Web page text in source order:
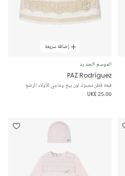
إضافة سريعة
الموسم الجديد
PAZ Rodríguez
قبعة قطن محبوك لون بيج وعاجي للأولاد الرضع
UK£ 25.00